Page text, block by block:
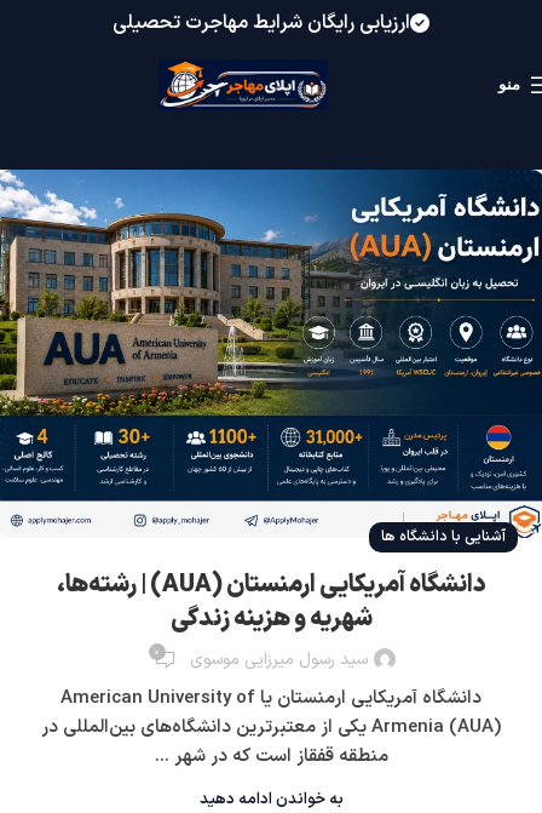
ارزیابی رایگان شرایط مهاجرت تحصیلی
منو
آشنایی با دانشگاه ها
دانشگاه آمریکایی ارمنستان (AUA) | رشته‌ها،
شهریه و هزینه زندگی
سید رسول میرزایی موسوی 0
دانشگاه آمریکایی ارمنستان یا American University of
Armenia (AUA) یکی از معتبرترین دانشگاه‌های بین‌المللی در
منطقه قفقاز است که در شهر ...
به خواندن ادامه دهید